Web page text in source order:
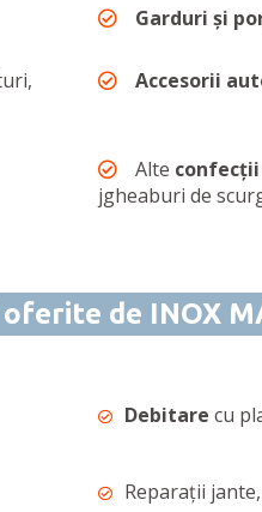
Garduri și
Accesorii
Alte
jgheaburi de
de INOX
Debitare cu
Reparații